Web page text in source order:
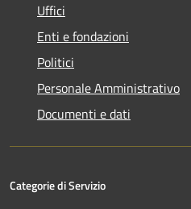
Uffici
Enti e fondazioni
Politici
Personale Amministrativo
Documenti e dati
Categorie di Servizio